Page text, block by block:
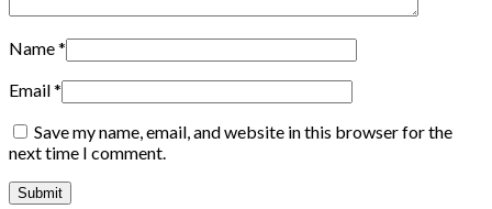
Name*
Email*
Save my name, email, and website in this browser for the
next time I comment.